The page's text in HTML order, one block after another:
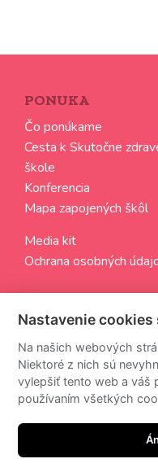
PONUKA
Čo ponúkame
Cesta k Skutočne
škole
Konferencia
Mapa zapojených škôl
Media kit
Ochrana osobných
Z odberu newsettra sa
Nastavenie
Na našich webových
Niektoré z nich sú
vylepšiť tento web a váš
používaním všetkých